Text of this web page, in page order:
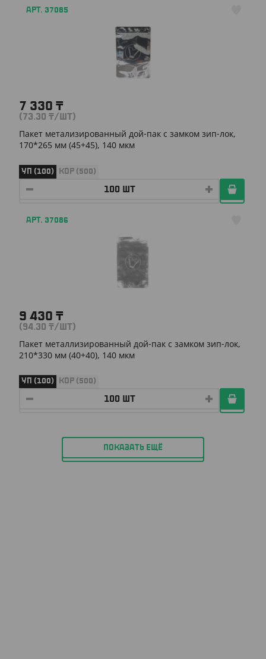
АРТ. 37085
7 330 ₸
(73.30 ₸/ШТ)
Пакет метализированный дой-пак с замком зип-лок,
170*265 мм (45+45), 140 мкм
УП (100) КОР (500)
АРТ. 37086
9 430 ₸
(94.30 ₸/ШТ)
Пакет металлизированный дой-пак с замком зип-лок,
210*330 мм (40+40), 140 мкм
УП (100) КОР (500)
ПОКАЗАТЬ ЕЩЁ